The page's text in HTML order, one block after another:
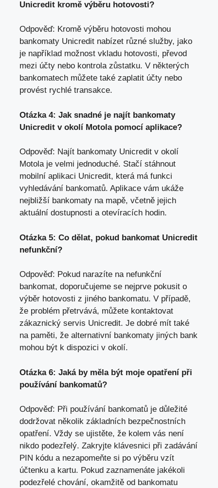
Unicredit kromě výběru hotovosti?
Odpověď: Kromě výběru hotovosti mohou
bankomaty Unicredit nabízet různé služby, jako
je například možnost vkladu hotovosti, převod
mezi účty nebo kontrola zůstatku. V některých
bankomatech můžete také zaplatit účty nebo
provést rychlé transakce.
Otázka 4: Jak snadné je najít bankomaty
Unicredit v okolí Motola pomocí aplikace?
Odpověď: Najít bankomaty Unicredit v okolí
Motola je velmi jednoduché. Stačí stáhnout
mobilní aplikaci Unicredit, která má funkci
vyhledávání bankomatů. Aplikace vám ukáže
nejbližší bankomaty na mapě, včetně jejich
aktuální dostupnosti a otevíracích hodin.
Otázka 5: Co dělat, pokud bankomat Unicredit
nefunkční?
Odpověď: Pokud narazíte na nefunkční
bankomat, doporučujeme se nejprve pokusit o
výběr hotovosti z jiného bankomatu. V případě,
že problém přetrvává, můžete kontaktovat
zákaznický servis Unicredit. Je dobré mít také
na paměti, že alternativní bankomaty jiných bank
mohou být k dispozici v okolí.
Otázka 6: Jaká by měla být moje opatření při
používání bankomatů?
Odpověď: Při používání bankomatů je důležité
dodržovat několik základních bezpečnostních
opatření. Vždy se ujistěte, že kolem vás není
nikdo podezřelý. Zakryjte klávesnici při zadávání
PIN kódu a nezapomeňte si po výběru vzít
účtenku a kartu. Pokud zaznamenáte jakékoli
podezřelé chování, okamžitě od bankomatu